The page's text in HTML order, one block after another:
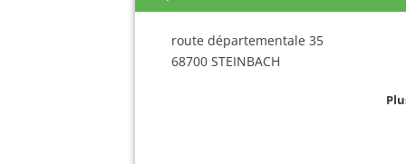
route départementale 35
68700 STEINBACH